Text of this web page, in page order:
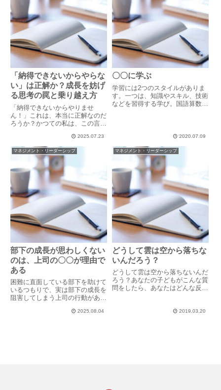
「納得できないからやらな
い」は正解か？成長を妨げ
る思考の罠と乗り越え方
「納得できないからやりませ
ん！」これは、本当に正解なのだ
ろうか？かつての私は、この言葉
の考えがあるから、それに沿わな
い行動はとりたくない。モヤモヤ
を抱えているうちは前に進めな
い、進みたくない、という考えも
あった...
2025.07.23
〇〇に学ぶ
学習には2つのスタイルがありま
す。一つは、知識やスキル、技術
などを習得する学び。国語算数理
験、人や歴史からの学び。これ
が...
2020.07.09
マネジメント・リーダーシップ
部下の成長が思わしくない
のは、上司の〇〇が理由で
ある
困難に直面している部下を助けて
いるつもりで、実は部下の成長を
阻害してしまう上司の行動があり
てその行動を取り、部下はその時
2025.08.04
マネジメント・リーダーシップ
どうして雲は空から落ちな
いんだろう？
どうして雲は空から落ちないんだ
ろう？あなたの子どもがこんな質
問をしたら、あなたはどんな反応
すか？「すごいことに気がついた
2019.03.20